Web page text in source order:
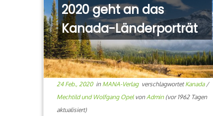
2020 geht an das
Kanada-Länderporträt
24 Feb., 2020in MANA-Verlag verschlagwortetKanada /
Mechtild und Wolfgang Opel von Admin(vor 1962 Tagen
aktualisiert)